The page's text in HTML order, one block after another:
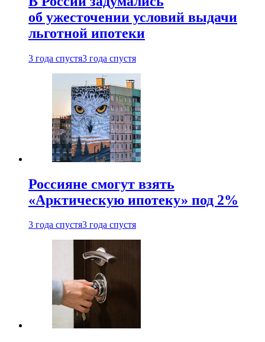
об ужесточении условий выдачи
льготной ипотеки
3 года спустя3 года спустя
Россияне смогут взять
«Арктическую ипотеку» под 2%
3 года спустя3 года спустя